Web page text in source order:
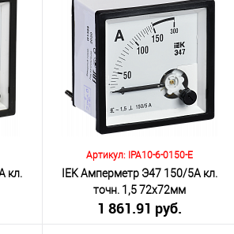
В корзину
К сравнению
В избранное
Под заказ
кл.
Артикул: IPA10-6-0150-E
IEK Амперметр Э47 150/5А кл.
точн. 1,5 72х72мм
1 861.91 руб.